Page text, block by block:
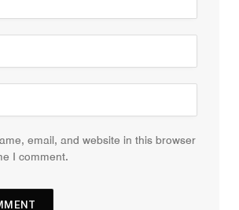
email, and website in this browser
I comment.